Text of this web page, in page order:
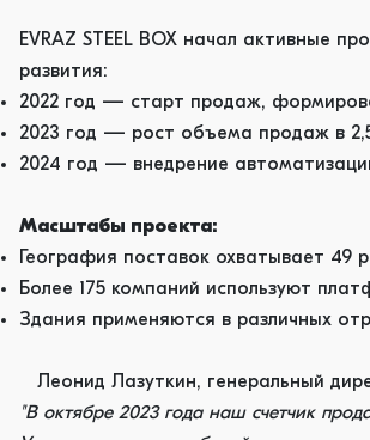
EVRAZ STEEL BOX начал активные
развития:
2022 год — старт продаж,
2023 год — рост объема продаж в
2024 год — внедрение
Масштабы проекта:
География поставок охватывает 49
Более 175 компаний используют
Здания применяются в различных
Леонид Лазуткин, генеральный
"В октябре 2023 года наш счетчик